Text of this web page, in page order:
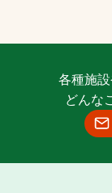
各種施
どんな